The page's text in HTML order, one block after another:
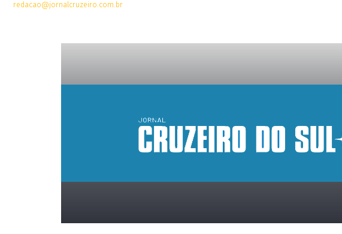
redacao@jornalcruzeiro.com.br